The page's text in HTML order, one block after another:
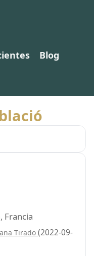
Blog
Francia
Tirado (2022-09-